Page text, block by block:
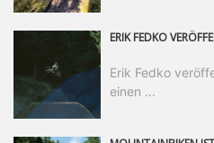
Erik Fedko
einen ...